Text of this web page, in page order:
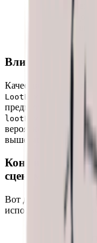
Примечание
:
сундуков с
лутом у вас
Влияние на
Качество предметов
предметов в
вероятности
выше значение — тем
Конфигурация
сценам
Вот данные по
используют